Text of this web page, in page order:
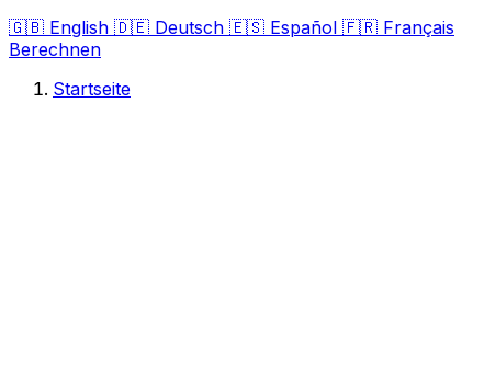
🇬🇧 English 🇩🇪 Deutsch 🇪🇸 Español 🇫🇷 Français
Berechnen
Startseite